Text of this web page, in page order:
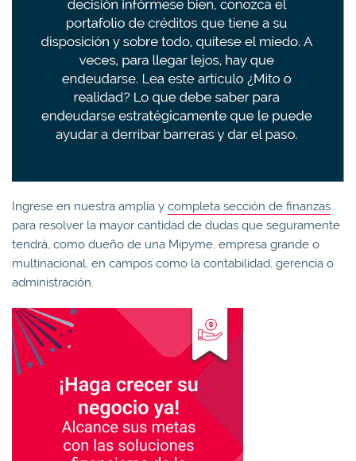
Ingrese en nuestra amplia y completa sección de finanzas
para resolver la mayor cantidad de dudas que seguramente
tendrá, como dueño de una Mipyme, empresa grande o
multinacional, en campos como la contabilidad, gerencia o
administración.